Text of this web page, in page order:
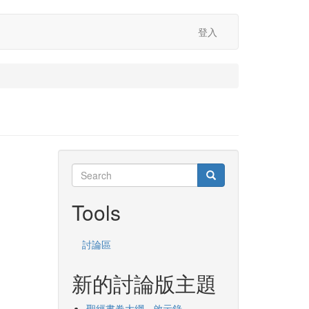
登入
Search
Search Search
Tools
討論區
新的討論版主題